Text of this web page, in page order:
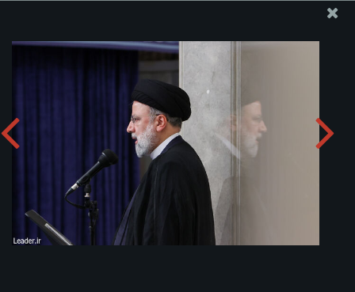
ملک و نظام کے اعلیٰ حکام اور عہدیداروں سے ملاقات
تصویری البم دریافت کریں: zip